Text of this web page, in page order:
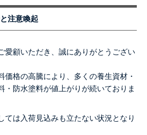
注意喚起
愛顧いただき、誠にありがとうござい
価格の高騰により、多くの養生資材・
・防水塗料が値上がりが続いておりま
ては入荷見込みも立たない状況となり